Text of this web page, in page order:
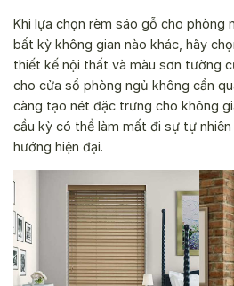
Khi lựa chọn rèm sáo gỗ cho phòng
bất kỳ không gian nào khác, hãy
thiết kế nội thất và màu sơn tường
cho cửa sổ phòng ngủ không cần
càng tạo nét đặc trưng cho không
cầu kỳ có thể làm mất đi sự tự
hướng hiện đại.